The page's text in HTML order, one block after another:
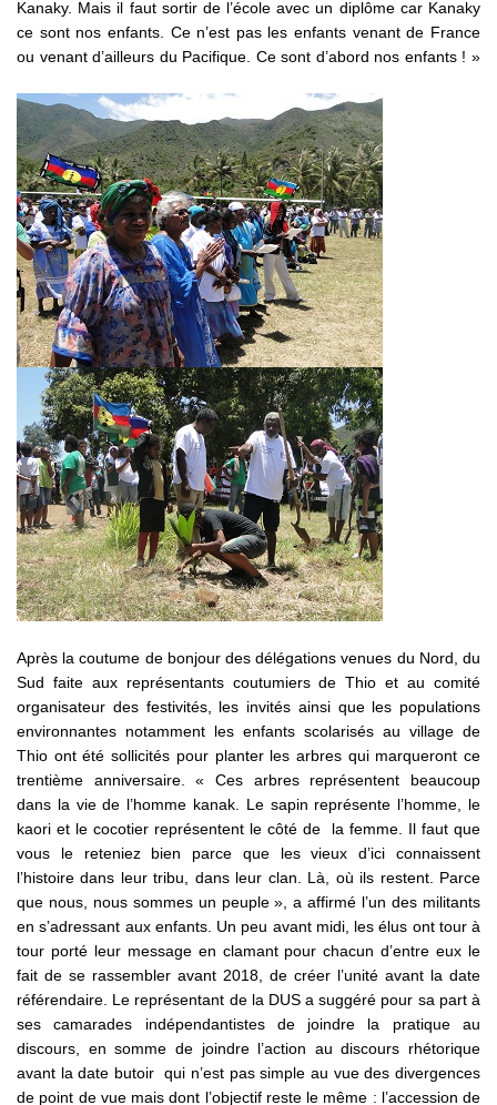
Kanaky. Mais il faut sortir de l’école avec un diplôme car Kanaky
ce sont nos enfants. Ce n’est pas les enfants venant de France
ou venant d’ailleurs du Pacifique. Ce sont d’abord nos enfants ! »
Après la coutume de bonjour des délégations venues du Nord, du
Sud faite aux représentants coutumiers de Thio et au comité
organisateur des festivités, les invités ainsi que les populations
environnantes notamment les enfants scolarisés au village de
Thio ont été sollicités pour planter les arbres qui marqueront ce
trentième anniversaire. « Ces arbres représentent beaucoup
dans la vie de l’homme kanak. Le sapin représente l’homme, le
kaori et le cocotier représentent le côté de la femme. Il faut que
vous le reteniez bien parce que les vieux d’ici connaissent
l’histoire dans leur tribu, dans leur clan. Là, où ils restent. Parce
que nous, nous sommes un peuple », a affirmé l’un des militants
en s’adressant aux enfants. Un peu avant midi, les élus ont tour à
tour porté leur message en clamant pour chacun d’entre eux le
fait de se rassembler avant 2018, de créer l’unité avant la date
référendaire. Le représentant de la DUS a suggéré pour sa part à
ses camarades indépendantistes de joindre la pratique au
discours, en somme de joindre l’action au discours rhétorique
avant la date butoir qui n’est pas simple au vue des divergences
de point de vue mais dont l’objectif reste le même : l’accession de